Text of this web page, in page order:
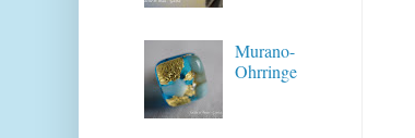
Murano-
Ohrringe